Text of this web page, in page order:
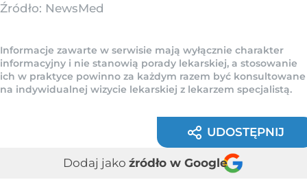
Źródło: NewsMed
Informacje zawarte w serwisie mają wyłącznie charakter
informacyjny i nie stanowią porady lekarskiej, a stosowanie
ich w praktyce powinno za każdym razem być konsultowane
na indywidualnej wizycie lekarskiej z lekarzem specjalistą.
UDOSTĘPNIJ
Dodaj jako źródło w Google